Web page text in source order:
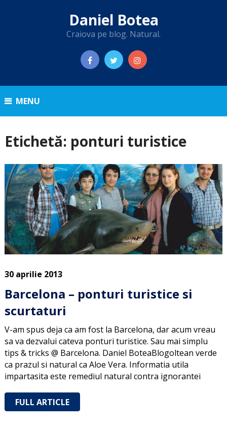
Daniel Botea
Craiova pe blog. Natural.
MENU
Etichetă: ponturi turistice
30 aprilie 2013
Barcelona – ponturi turistice si
scurtaturi
V-am spus deja ca am fost la Barcelona, dar acum vreau
sa va dezvalui cateva ponturi turistice. Sau mai simplu
tips & tricks @ Barcelona. Daniel BoteaBlogoltean verde
ca prazul si natural ca Aloe Vera. Informatia utila
impartasita este remediul natural contra ignorantei
FULL ARTICLE